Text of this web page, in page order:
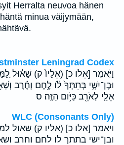
Herralta neuvoa hänen
minua väijymään,
Leningrad Codex
וַיֹּ֤אמֶר [אֵלֹו כ] (אֵלָיו֙ ק) שָׁא֔וּל
וּבֶן־יִשָׁ֑י בְּתִתְּךָ֙ לֹ֜ו לֶ֣חֶם וְחֶ֗רֶב
אֵלַ֛י לְאֹרֵ֖ב כַּיֹּ֥ום הַזֶּֽה׃ ס
WLC (Consonants Only)
ויאמר [אלו כ] (אליו ק) שאול
ובן־ישי בתתך לו לחם וחרב